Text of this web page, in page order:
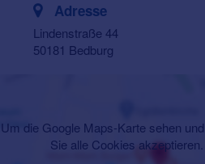
Adresse
Lindenstraße 44
50181 Bedburg
Um die Google Maps-Karte sehen
Sie alle Cookies akzeptieren.